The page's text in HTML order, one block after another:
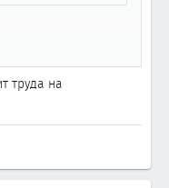
труда на